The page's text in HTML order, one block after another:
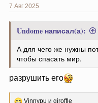
7 Авг 2025
Undome написал(а):
А для чего же нужны
чтобы спасать мир.
разрушить его
Р
Vinnypu и giroffle